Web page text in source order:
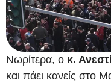
Νωρίτερα, ο κ.
και πάει κανείς στο